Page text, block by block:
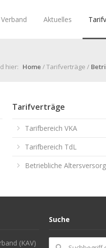
Verband Aktuelles
hier: Home / Tarifverträge /
Tarifverträge
Tarifbereich VKA
Tarifbereich TdL
Betriebliche
(KAV)
Suche